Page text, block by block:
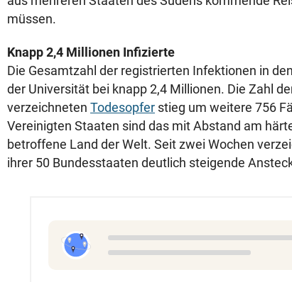
müssen.
Knapp 2,4 Millionen Infizierte
Die Gesamtzahl der registrierten Infektionen in
der Universität bei knapp 2,4 Millionen. Die Zahl
verzeichneten Todesopfer stieg um weitere 756
Vereinigten Staaten sind das mit Abstand am
betroffene Land der Welt. Seit zwei Wochen
ihrer 50 Bundesstaaten deutlich steigende